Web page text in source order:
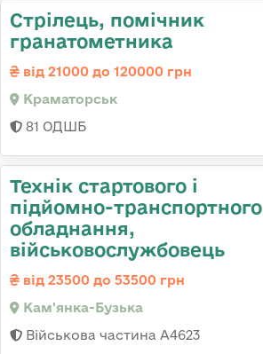
Стрілець, помічник
гранатометника
від 21000 до 120000 грн
Краматорськ
81 ОДШБ
Технік стартового і
підйомно-транспортного
обладнання,
військовослужбовець
від 23500 до 53500 грн
Кам'янка-Бузька
Військова частина А4623